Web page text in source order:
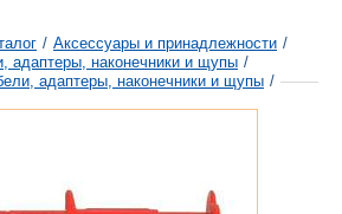
/ Аксессуары и принадлежности /
адаптеры, наконечники и щупы /
адаптеры, наконечники и щупы /